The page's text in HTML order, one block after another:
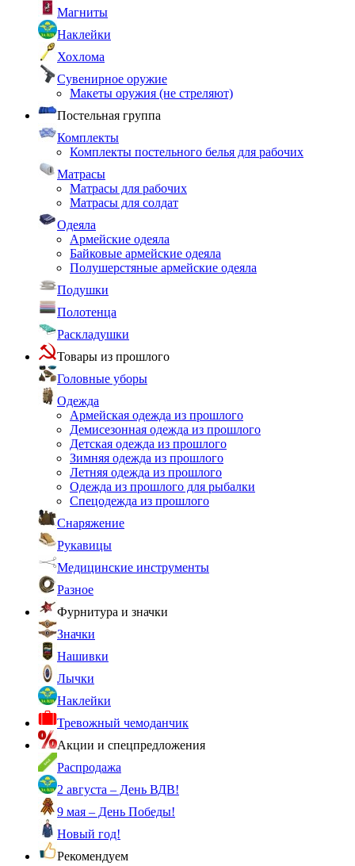
Магниты
Наклейки
Хохлома
Сувенирное оружие
Макеты оружия (не стреляют)
Постельная группа
Комплекты
Комплекты постельного белья для рабочих
Матрасы
Матрасы для рабочих
Матрасы для солдат
Одеяла
Армейские одеяла
Байковые армейские одеяла
Полушерстяные армейские одеяла
Подушки
Полотенца
Раскладушки
Товары из прошлого
Головные уборы
Одежда
Армейская одежда из прошлого
Демисезонная одежда из прошлого
Детская одежда из прошлого
Зимняя одежда из прошлого
Летняя одежда из прошлого
Одежда из прошлого для рыбалки
Спецодежда из прошлого
Снаряжение
Рукавицы
Медицинские инструменты
Разное
Фурнитура и значки
Значки
Нашивки
Лычки
Наклейки
Тревожный чемоданчик
Акции и спецпредложения
Распродажа
2 августа – День ВДВ!
9 мая – День Победы!
Новый год!
Рекомендуем